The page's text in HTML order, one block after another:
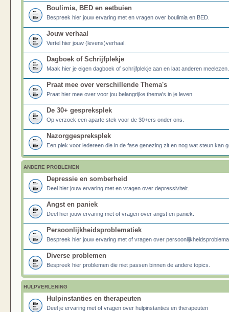
Boulimia, BED en eetbuien
Bespreek hier jouw ervaring met en vragen over boulimia en BED.
Jouw verhaal
Vertel hier jouw (levens)verhaal.
Dagboek of Schrijfplekje
Maak hier je eigen dagboek of schrijfplekje aan en laat anderen meelezen.
Praat mee over verschillende Thema's
Praat hier mee over voor jou belangrijke thema's in je leven
De 30+ gespreksplek
Op verzoek een aparte stek voor de 30+ers onder ons.
Nazorggespreksplek
Een plek voor iedereen die in de fase genezing zit en nog wat steun kan
ANDERE PROBLEMEN
Depressie en somberheid
Deel hier jouw ervaring met en vragen over depressiviteit.
Angst en paniek
Deel hier jouw ervaring met of vragen over angst en paniek.
Persoonlijkheidsproblematiek
Bespreek hier jouw ervaring met of vragen over
Diverse problemen
Bespreek hier problemen die niet passen binnen de andere topics.
HULPVERLENING
Hulpinstanties en therapeuten
Deel je ervaring met of vragen over hulpinstanties en therapeuten